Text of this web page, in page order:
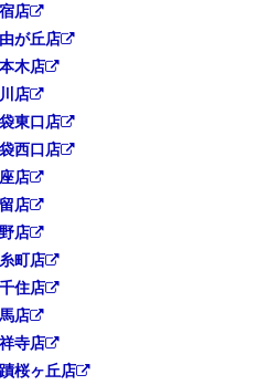
店
が丘店
木店
店
東口店
西口店
店
店
店
町店
住店
店
寺店
桜ヶ丘店